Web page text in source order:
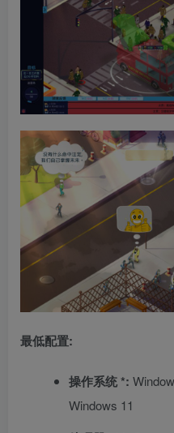
最低配置:
操作系统 *:
Windows 11